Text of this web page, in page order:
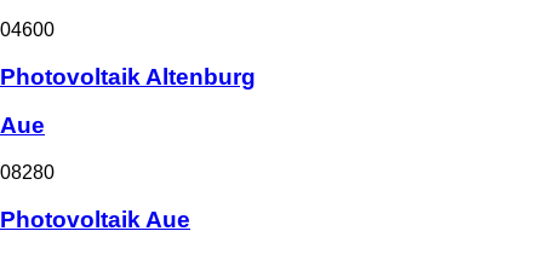
04600
Photovoltaik Altenburg
Aue
08280
Photovoltaik Aue